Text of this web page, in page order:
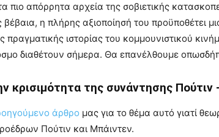
πιο απόρρητα αρχεία της σοβιετικής
η πλήρης αξιοποίησή του προϋποθέτει
πραγματικής ιστορίας του κομμουνιστικού
διαθέτουν σήμερα. Θα επανέλθουμε
κρισιμότητα της συνάντησης
άρθρο μας για το θέμα αυτό γιατί
Πούτιν και Μπάιντεν.